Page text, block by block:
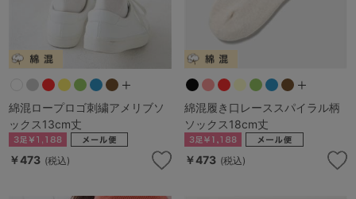
綿混ロープロゴ刺繍アメリブソ
ックス13cm丈
￥473 (税込)
綿混履き口レーススパイラル柄
ソックス18cm丈
￥473 (税込)